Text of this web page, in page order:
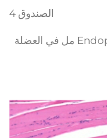
الصندوق 4
3 أشهر (D90) بعد حقن Endopeel 0.1 مل في العضلة